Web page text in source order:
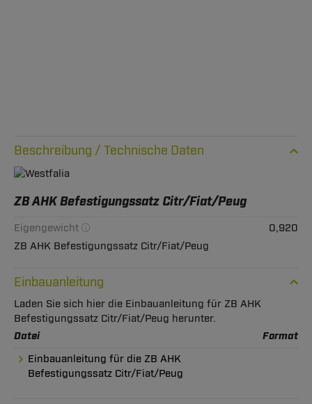
Technische Daten
ZB AHK Befestigungssatz Citr/Fiat/Peug
Eigengewicht
0,920
ZB AHK Befestigungssatz Citr/Fiat/Peug
Einbauanleitung
Laden Sie sich hier die Einbauanleitung für ZB AHK
Befestigungssatz Citr/Fiat/Peug herunter.
Datei Format
Einbauanleitung für die ZB AHK
Befestigungssatz Citr/Fiat/Peug